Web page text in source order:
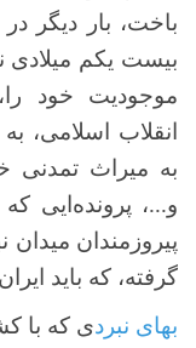
باخت، بار دیگر
بیست یکم میلادی
موجودیت خود
انقلاب اسلامی،
به میراث تمدنی
و...، پرونده‌ایی
پیروزمندان میدان
گرفته، که باید
بهای نبردی که با